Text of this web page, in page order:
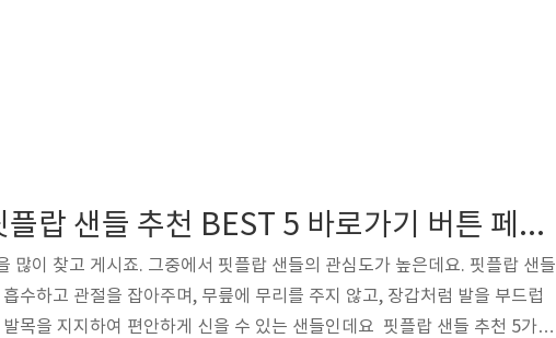
여름 대비 핏플랍 샌들 추천 BEST 5 바로가기 버튼 페이지
많이 찾고 게시죠. 그중에서 핏플랍 샌들의 관심도가 높은데요. 핏플랍 샌들
수하고 관절을 잡아주며, 무릎에 무리를 주지 않고, 장갑처럼 발을 부드럽
목을 지지하여 편안하게 신을 수 있는 샌들인데요 핏플랍 샌들 추천 5가지